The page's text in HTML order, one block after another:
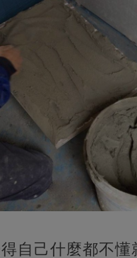
自己什麼都不懂